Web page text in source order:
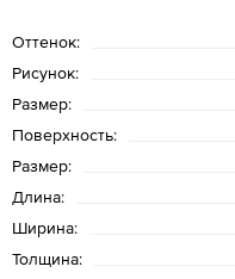
Оттенок:
Рисунок:
Размер:
Поверхность:
Размер:
Длина:
Ширина:
Толщина: